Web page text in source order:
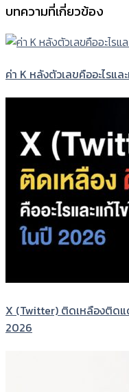
บทความที่เกี่ยวข้อง
ค่า K หลังตัวเลขคืออะไรแล
X (Twitter) ติดเหลืองติดแ
2026